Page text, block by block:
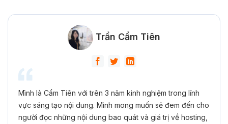
Trần Cẩm Tiên
Mình là Cẩm Tiên với trên 3 năm kinh nghiệm trong lĩnh
vực sáng tạo nội dung. Mình mong muốn sẽ đem đến cho
người đọc những nội dung bao quát và giá trị về hosting,